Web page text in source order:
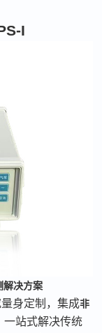
I
解决方案
身定制，集成非
一站式解决传统